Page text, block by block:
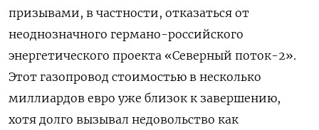
призывами, в частности, отказаться от
неоднозначного германо-российского
энергетического проекта «Северный поток-2».
Этот газопровод стоимостью в несколько
миллиардов евро уже близок к завершению,
хотя долго вызывал недовольство как